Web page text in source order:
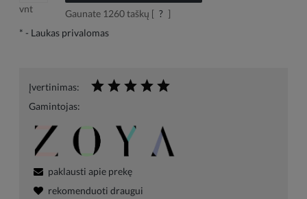
vnt
Gaunate 1260taškų [ ? ]
* - Laukas privalomas
Įvertinimas:
Gamintojas:
paklausti apie prekę
rekomenduoti draugui